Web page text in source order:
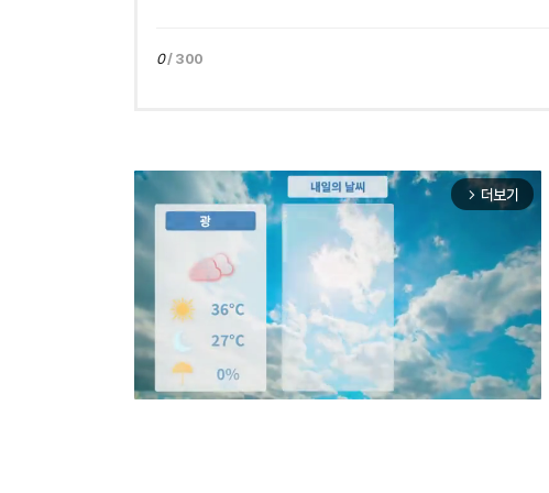
0/ 300
arrow_forward_ios 더보기